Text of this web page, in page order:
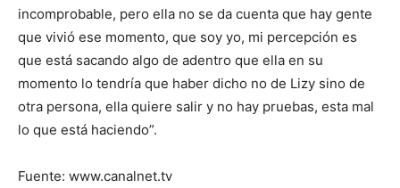
incomprobable, pero ella no se da cuenta que hay gente
que vivió ese momento, que soy yo, mi percepción es
que está sacando algo de adentro que ella en su
momento lo tendría que haber dicho no de Lizy sino de
otra persona, ella quiere salir y no hay pruebas, esta mal
lo que está haciendo”.
Fuente: www.canalnet.tv